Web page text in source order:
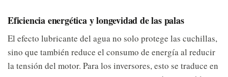
Eficiencia energética y longevidad de las palas
El efecto lubricante del agua no solo protege las cuchillas,
sino que también reduce el consumo de energía al reducir
la tensión del motor. Para los inversores, esto se traduce en